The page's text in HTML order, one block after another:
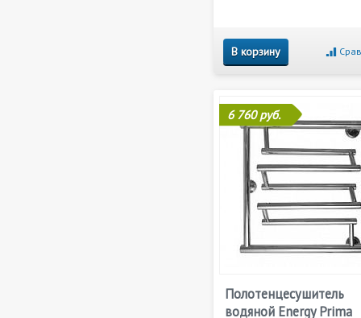
В корзину
6 760 руб.
Полотенцесушитель
водяной Energy Prima